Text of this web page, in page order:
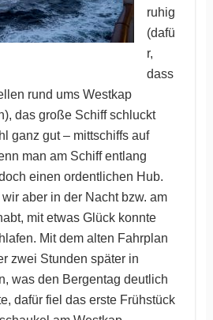
ruhig
(dafü
r,
dass
rund ums Westkap
das große Schiff schluckt
ganz gut – mittschiffs auf
man am Schiff entlang
einen ordentlichen Hub.
aber in der Nacht bzw. am
mit etwas Glück konnte
Mit dem alten Fahrplan
zwei Stunden später in
was den Bergentag deutlich
dafür fiel das erste Frühstück